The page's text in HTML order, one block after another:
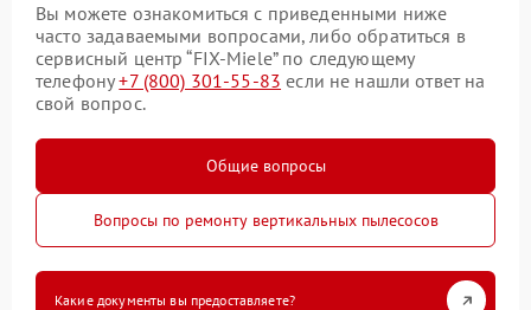
Вы можете ознакомиться с приведенными ниже
часто задаваемыми вопросами, либо обратиться в
сервисный центр “FIX-Miele” по следующему
телефону+7 (800) 301-55-83 если не нашли ответ на
свой вопрос.
Общие вопросы
Вопросы по ремонту вертикальных пылесосов
Какие документы вы предоставляете?